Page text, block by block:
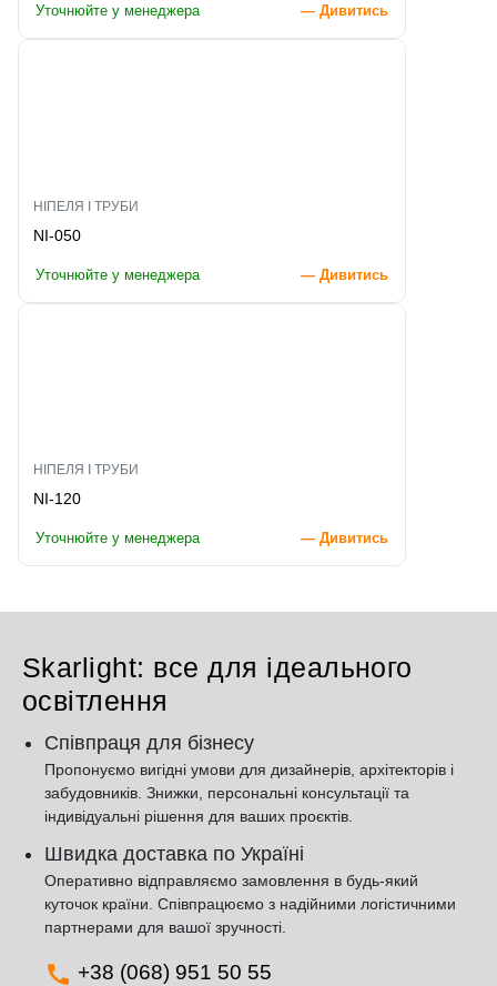
Уточнюйте у менеджера — Дивитись
НІПЕЛЯ І ТРУБИ
NI-050
Уточнюйте у менеджера — Дивитись
НІПЕЛЯ І ТРУБИ
NI-120
Уточнюйте у менеджера — Дивитись
Skarlight: все для ідеального
освітлення
Співпраця для бізнесу
Пропонуємо вигідні умови для дизайнерів, архітекторів і
забудовників. Знижки, персональні консультації та
індивідуальні рішення для ваших проєктів.
Швидка доставка по Україні
Оперативно відправляємо замовлення в будь-який
куточок країни. Співпрацюємо з надійними логістичними
партнерами для вашої зручності.
+38 (068) 951 50 55